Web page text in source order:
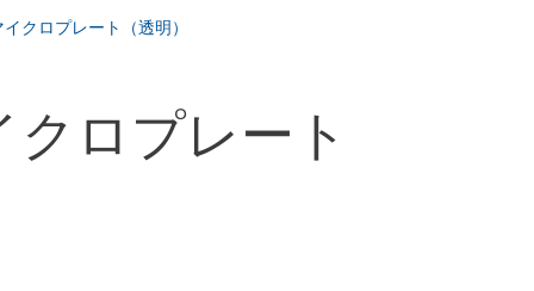
クロプレート（透明）
ロプレート